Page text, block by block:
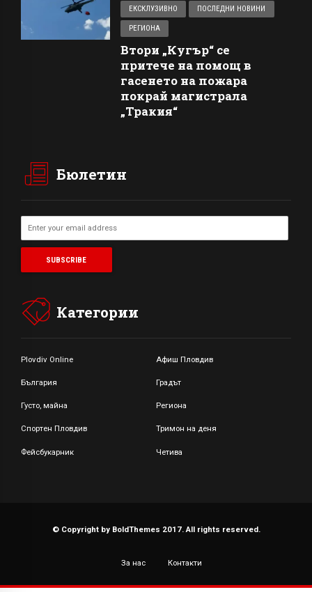
ЕКСКЛУЗИВНО ПОСЛЕДНИ НОВИНИ
РЕГИОНА
Втори „Кугър“ се
притече на помощ в
гасенето на пожара
покрай магистрала
„Тракия“
Бюлетин
Категории
Plovdiv Online Афиш Пловдив
България Градът
Густо, майна Региона
Спортен Пловдив Тримон на деня
Фейсбукарник Четива
© Copyright by BoldThemes 2017. All rights reserved.
За нас Контакти